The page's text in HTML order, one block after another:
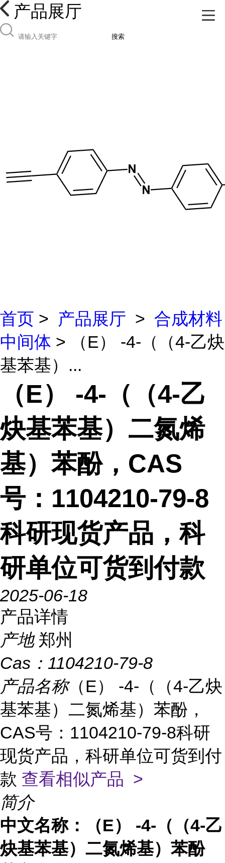
产品展厅
搜索
首页 > 产品展厅 > 合成材料
中间体 > （E） -4-（（4-乙炔
基苯基）...
（E） -4-（（4-乙
炔基苯基）二氮烯
基）苯酚，CAS
号：1104210-79-8
科研现货产品，科
研单位可货到付款
2025-06-18
产品详情
产地 郑州
Cas： 1104210-79-8
产品名称（E） -4-（（4-乙炔
基苯基）二氮烯基）苯酚，
CAS号：1104210-79-8科研
现货产品，科研单位可货到付
款 查看相似产品 >
简介
中文名称：（E） -4-（（4-乙
炔基苯基）二氮烯基）苯酚